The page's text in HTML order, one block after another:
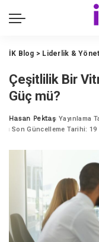
İK Blog > Liderlik &
Çeşitlilik Bir
Güç mü?
Posted
by
Hasan Pektaş Yayınlama
Son Güncelleme Tarihi: